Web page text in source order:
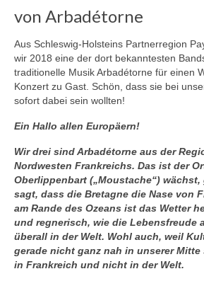
von Arbadétorne
Aus Schleswig-Holsteins Partnerregion
wir 2018 eine der dort bekanntesten
traditionelle Musik Arbadétorne für einen
Konzert zu Gast. Schön, dass sie bei
sofort dabei sein wollten!
Ein Hallo allen Europäern!
Wir drei sind Arbadétorne aus der
Nordwesten Frankreichs. Das ist der
Oberlippenbart („Moustache“) wächst,
sagt, dass die Bretagne die Nase von
am Rande des Ozeans ist das Wetter
und regnerisch, wie die Lebensfreude
überall in der Welt. Wohl auch, weil
gerade nicht ganz nah in unserer
in Frankreich und nicht in der Welt.